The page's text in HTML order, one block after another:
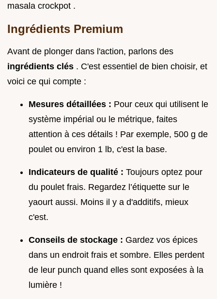
masala crockpot .
Ingrédients Premium
Avant de plonger dans l'action, parlons des
ingrédients clés . C'est essentiel de bien choisir, et
voici ce qui compte :
Mesures détaillées : Pour ceux qui utilisent le
système impérial ou le métrique, faites
attention à ces détails ! Par exemple, 500 g de
poulet ou environ 1 lb, c'est la base.
Indicateurs de qualité : Toujours optez pour
du poulet frais. Regardez l’étiquette sur le
yaourt aussi. Moins il y a d'additifs, mieux
c'est.
Conseils de stockage : Gardez vos épices
dans un endroit frais et sombre. Elles perdent
de leur punch quand elles sont exposées à la
lumière !